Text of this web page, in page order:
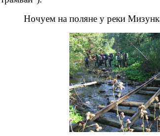
Ночуем на поляне у реки